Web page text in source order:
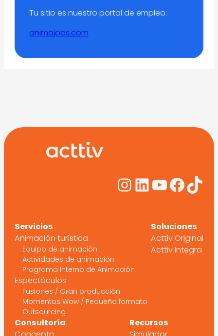
Tu sitio es nuestro portal de empleo:
animajobs.com
Instagram
LinkedIn
Servicios
Animación turística
Equipo de animación
Actividades de animación
Programa Interno de Animación
Espectáculos
Fusiones / Gran producción
Momentos Wow / Pequeño formato
Outsourcing
Soluciones
Acttiv Original
Acttiv Integra
Consultoría
Recursos